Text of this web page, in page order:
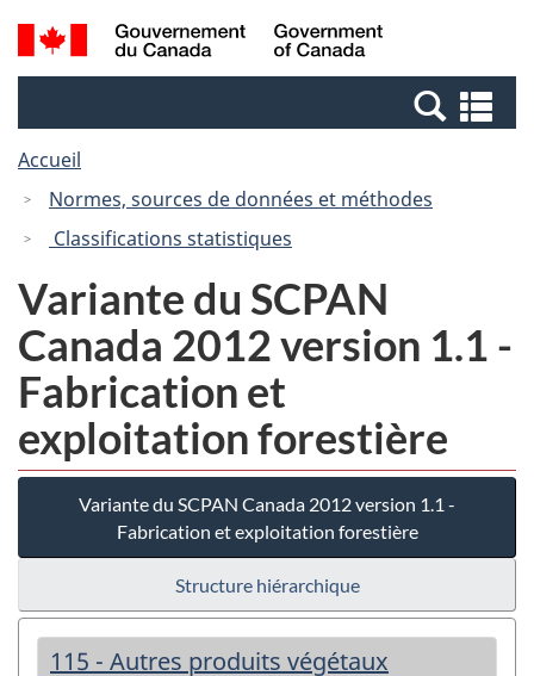
Passer
au
Passer
à
Canada
Recherche
et
et
Accueil
Normes, sources de données et méthodes
Classifications statistiques
Variante du SCPAN
Canada 2012 version 1.1 -
Fabrication et
exploitation forestière
Variante du SCPAN Canada 2012 version 1.1 -
Fabrication et exploitation forestière
Structure hiérarchique
115 - Autres produits végétaux